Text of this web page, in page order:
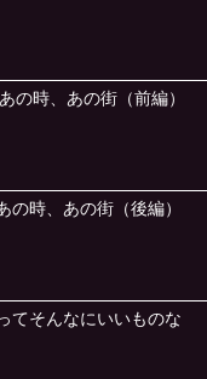
の時、あの街（前編）
時、あの街（後編）
てそんなにいいものな